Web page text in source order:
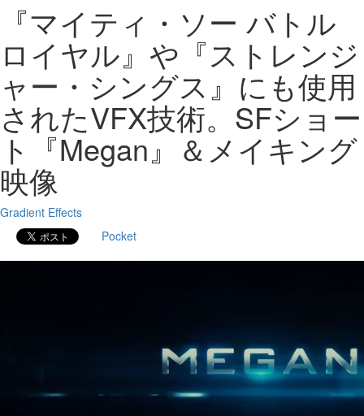
『マイティ・ソー バトル
ロイヤル』や『ストレンジ
ャー・シングス』にも使用
されたVFX技術。SFショー
ト『Megan』＆メイキング
映像
Gradient Effects
Pocket